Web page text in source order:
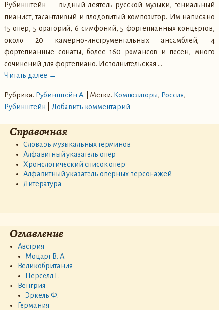
Рубинштейн — видный деятель русской музыки, гениальный
пианист, талантливый и плодовитый композитор. Им написано
15 опер, 5 ораторий, 6 симфоний, 5 фортепианных концертов,
около 20 камерно-инструментальных ансамблей, 4
фортепианные сонаты, более 160 романсов и песен, много
сочинений для фортепиано. Исполнительская …
Читать далее →
Рубрика: Рубинштейн А. Метки: Композиторы, Россия,
Рубинштейн
Добавить комментарий
Справочная
Словарь музыкальных терминов
Алфавитный указатель опер
Хронологический список опер
Алфавитный указатель оперных персонажей
Литература
Оглавление
Австрия
Моцарт В. А.
Великобритания
Пёрселл Г.
Венгрия
Эркель Ф.
Германия